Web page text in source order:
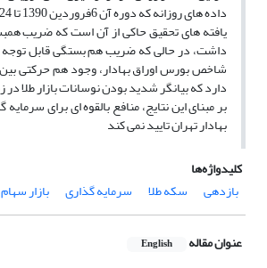
داده های روزانه که دوره آن 6فروردین 1390 تا 24 شهریور 1391 (در مجموع 341 مشاهده) مرتبط سازد.
داشت، در حالی که ضریب هم بستگی قابل توجه
شاخص بورس اوراق بهادار، وجود هم حرکتی بین
دارد که بیانگر شدید بودن نوسانات بازار طلا
بر مبنای این نتایج، منافع بالقوه ای برای
بهادار تهران تایید نمی کند
کلیدواژه‌ها
بازدهی
سکه طلا سرمایه گذاری بازار سهام
عنوان مقاله English